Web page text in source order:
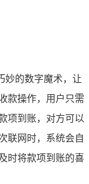
妙的数字魔术，让
款操作，用户只需
项到账，对方可以
联网时，系统会自
时将款项到账的喜